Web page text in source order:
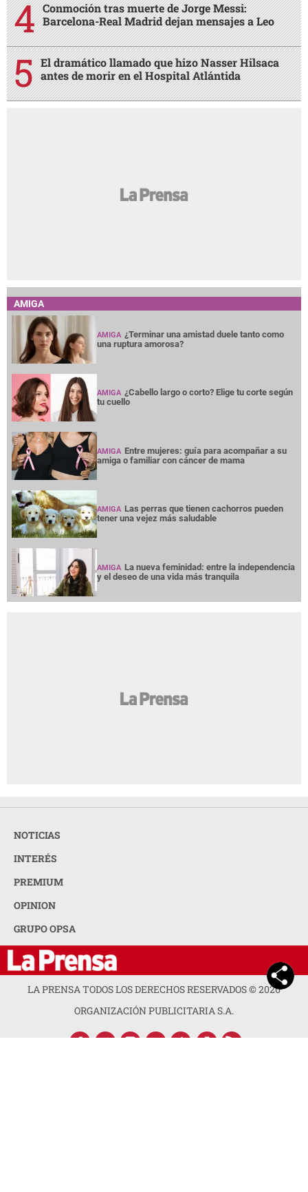
Conmoción tras muerte de Jorge Messi:
Barcelona-Real Madrid dejan mensajes a Leo
El dramático llamado que hizo Nasser Hilsaca
antes de morir en el Hospital Atlántida
AMIGA
AMIGA ¿Terminar una amistad duele tanto como
una ruptura amorosa?
AMIGA ¿Cabello largo o corto? Elige tu corte según
tu cuello
AMIGA Entre mujeres: guía para acompañar a su
amiga o familiar con cáncer de mama
AMIGA Las perras que tienen cachorros pueden
tener una vejez más saludable
AMIGA La nueva feminidad: entre la independencia
y el deseo de una vida más tranquila
NOTICIAS
INTERÉS
PREMIUM
OPINION
GRUPO OPSA
LA PRENSA TODOS LOS DERECHOS RESERVADOS ©2026
ORGANIZACIÓN PUBLICITARIA S.A.